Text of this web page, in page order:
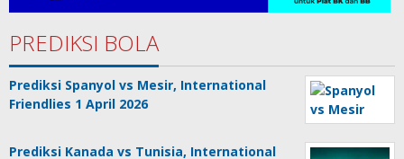
PREDIKSI BOLA
Prediksi Spanyol vs Mesir, International
Friendlies 1 April 2026
Prediksi Kanada vs Tunisia, International